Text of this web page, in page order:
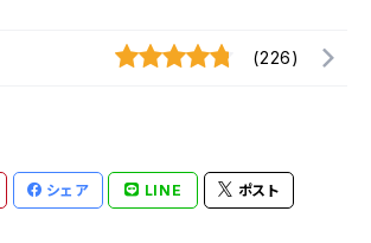
(226)
シェア LINE ポスト